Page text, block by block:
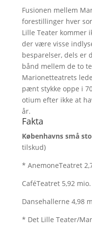
Fusionen mellem
forestillinger hver
Lille Teater kommer
der være visse
besparelser, dels er
bånd mellem de to
Marionetteatrets
pænt stykke oppe i
otium efter ikke at
år.
Fakta
Københavns små
tilskud)
* AnemoneTeatret
CaféTeatret 5,92
Dansehallerne 4,98
* Det Lille Teater/